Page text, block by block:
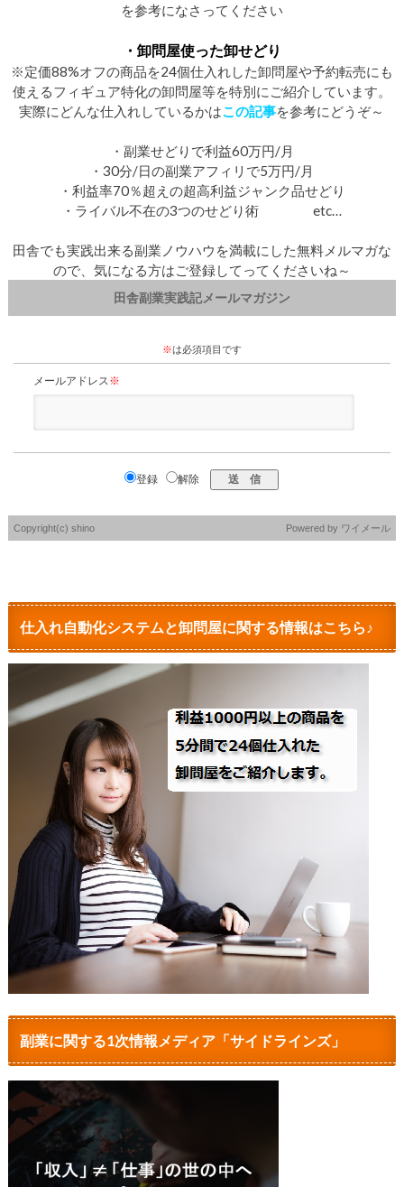
を参考になさってください
・卸問屋使った卸せどり
※定価88%オフの商品を24個仕入れした卸問屋や予約転売にも
使えるフィギュア特化の卸問屋等を特別にご紹介しています。
実際にどんな仕入れしているかはこの記事を参考にどうぞ～
・副業せどりで利益60万円/月
・30分/日の副業アフィリで5万円/月
・利益率70％超えの超高利益ジャンク品せどり
・ライバル不在の3つのせどり術 etc…
田舎でも実践出来る副業ノウハウを満載にした無料メルマガな
ので、気になる方はご登録してってくださいね～
田舎副業実践記メールマガジン
※は必須項目です
メールアドレス※
登録 解除
Copyright(c) shino Powered by ワイメール
仕入れ自動化システムと卸問屋に関する情報はこちら♪
副業に関する1次情報メディア「サイドラインズ」